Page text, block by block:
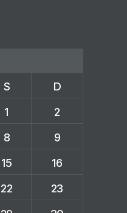
S
D
1
2
8
9
15
16
22
23